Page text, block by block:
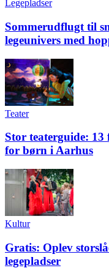
Legepladser
Sommerudflugt til
legeunivers med
Teater
Stor teaterguide:
for børn i Aarhus
Kultur
Gratis: Oplev
legepladser